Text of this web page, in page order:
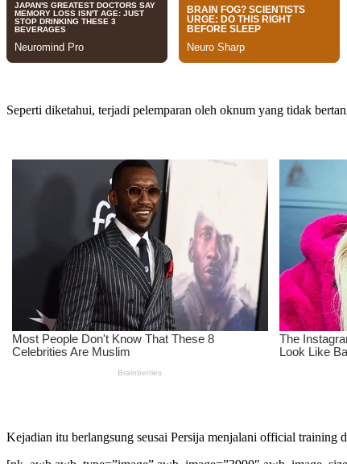
Seperti diketahui, terjadi pelemparan oleh oknum yang tidak
Kejadian itu berlangsung seusai Persija menjalani official training